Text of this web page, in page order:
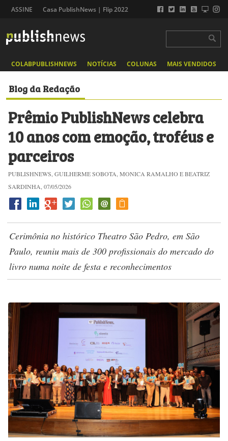
ASSINE Casa PublishNews | Flip 2022
COLABPUBLISHNEWS NOTÍCIAS COLUNAS MAIS VENDIDOS
Blog da Redação
Prêmio PublishNews celebra
10 anos com emoção, troféus e
parceiros
PUBLISHNEWS, GUILHERME SOBOTA, MONICA RAMALHO E BEATRIZ
SARDINHA, 07/05/2026
Cerimônia no histórico Theatro São Pedro, em São
Paulo, reuniu mais de 300 profissionais do mercado do
livro numa noite de festa e reconhecimentos